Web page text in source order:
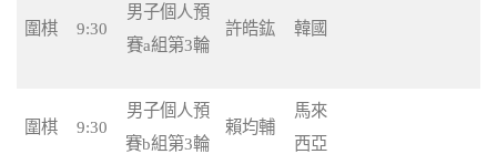
圍棋 9:30
男子個人預
賽a組第3輪
許皓鈜 韓國
圍棋 9:30
男子個人預
賽b組第3輪
賴均輔
馬來
西亞